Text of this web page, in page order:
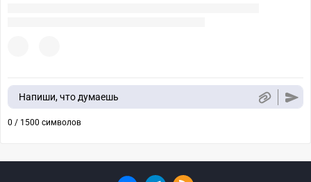
Напиши, что думаешь
0 / 1500 символов